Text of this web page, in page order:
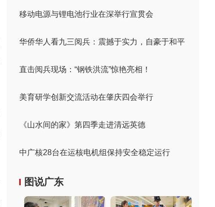
移动电源与锂电池行业在深举行宣贯会
华侨华人看九三阅兵：震撼于实力，自豪于和平
直击阅兵现场：“钢铁洪流”惊艳亮相！
美育研学创新交流活动在肇庆四会举行
《山水间的家》第四季走进清远英德
中广核28台在运核电机组保持安全稳定运行
图说广东